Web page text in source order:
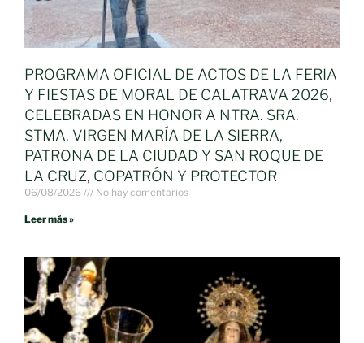
PROGRAMA OFICIAL DE ACTOS DE LA FERIA
Y FIESTAS DE MORAL DE CALATRAVA 2026,
CELEBRADAS EN HONOR A NTRA. SRA.
STMA. VIRGEN MARÍA DE LA SIERRA,
PATRONA DE LA CIUDAD Y SAN ROQUE DE
LA CRUZ, COPATRÓN Y PROTECTOR
06/08/2026 No hay comentarios
Leer más »